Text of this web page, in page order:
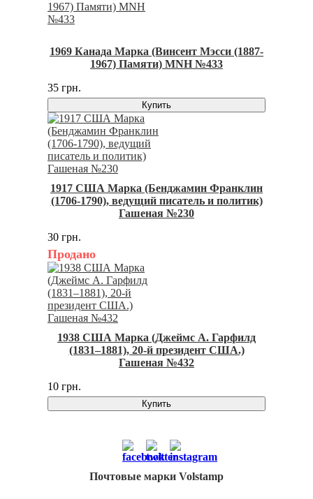
1969 Канада Марка (Винсент Мэсси (1887-
1967) Памяти) MNH №433
35 грн.
Купить
1917 США Марка (Бенджамин Франклин
(1706-1790), ведущий писатель и политик)
Гашеная №230
30 грн.
Продано
1938 США Марка (Джеймс А. Гарфилд
(1831–1881), 20-й президент США.)
Гашеная №432
10 грн.
Купить
Почтовые марки Volstamp